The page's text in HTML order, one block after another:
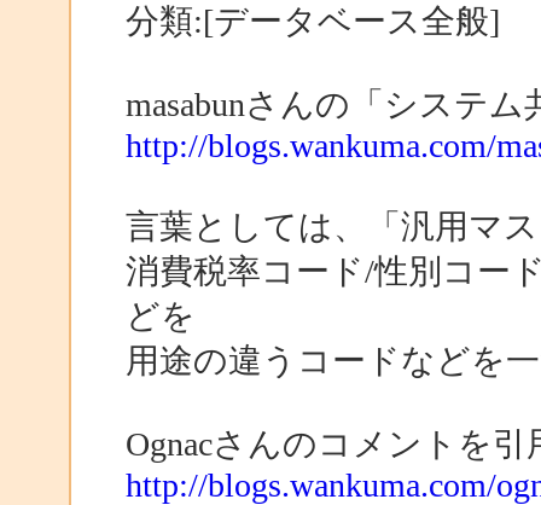
分類:[データベース全般]
masabunさんの「システ
http://blogs.wankuma.com/
言葉としては、「汎用マ
消費税率コード/性別コー
どを
用途の違うコードなどを
Ognacさんのコメントを引
http://blogs.wankuma.com/